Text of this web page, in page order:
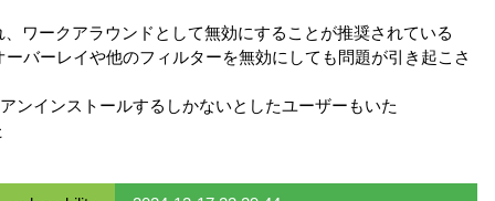
ワークアラウンドとして無効にすることが推奨されている
バーレイや他のフィルターを無効にしても問題が引き起こさ
ンインストールするしかないとしたユーザーもいた